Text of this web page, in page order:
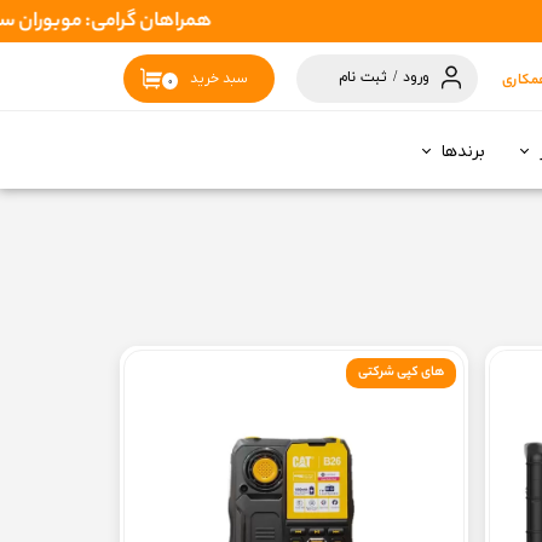
برندها
۰ سبد خرید ورود / ثبت نام
همراهان گرامی: موبوران سفارشات شما را در اسرع وقت ( 1 تا 2 روز کاری
های کپی شرکتی